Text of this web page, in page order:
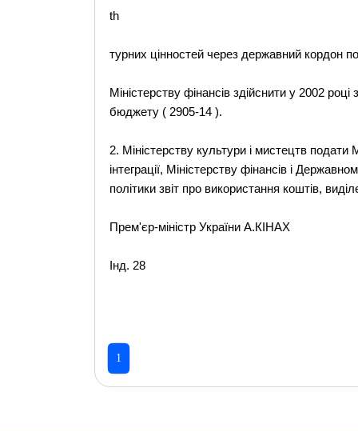
th
турних цінностей через державний кордон
Міністерству фінансів здійснити у 2002
бюджету ( 2905-14 ).
2. Міністерству культури і мистецтв подати
інтеграції, Міністерству фінансів і
політики звіт про використання коштів,
Прем'єр-міністр України А.КІНАХ
Інд. 28
1